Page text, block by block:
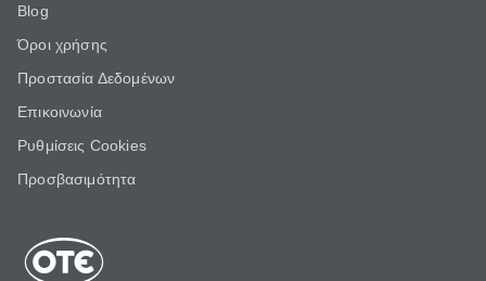
Blog
Όροι χρήσης
Προστασία Δεδομένων
Επικοινωνία
Ρυθμίσεις Cookies
Προσβασιμότητα